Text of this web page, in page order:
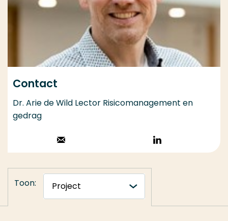
Contact
Dr. Arie de Wild Lector Risicomanagement en
gedrag
Stuur een email
Volg op
LinkedIn
Toon: